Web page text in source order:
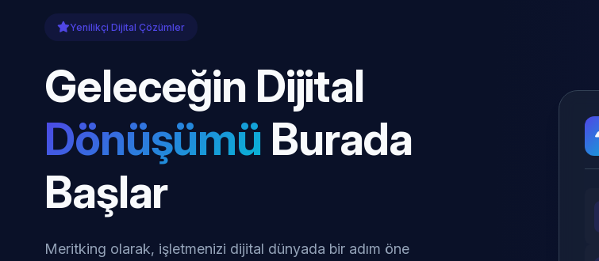
Yenilikçi Dijital Çözümler
Geleceğin Dijital
Dönüşümü Burada
Başlar
Meritking olarak, işletmenizi dijital dünyada bir adım öne